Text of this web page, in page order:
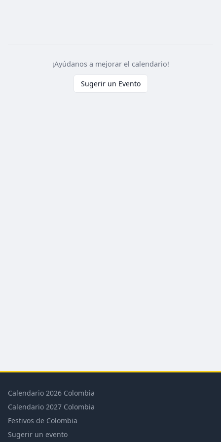
¡Ayúdanos a mejorar el calendario!
Sugerir un Evento
Calendario 2026 Colombia
Calendario 2027 Colombia
Festivos de Colombia
Sugerir un evento